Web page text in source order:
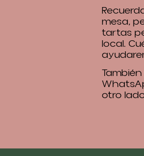
mesa,
tartas
local.
otro